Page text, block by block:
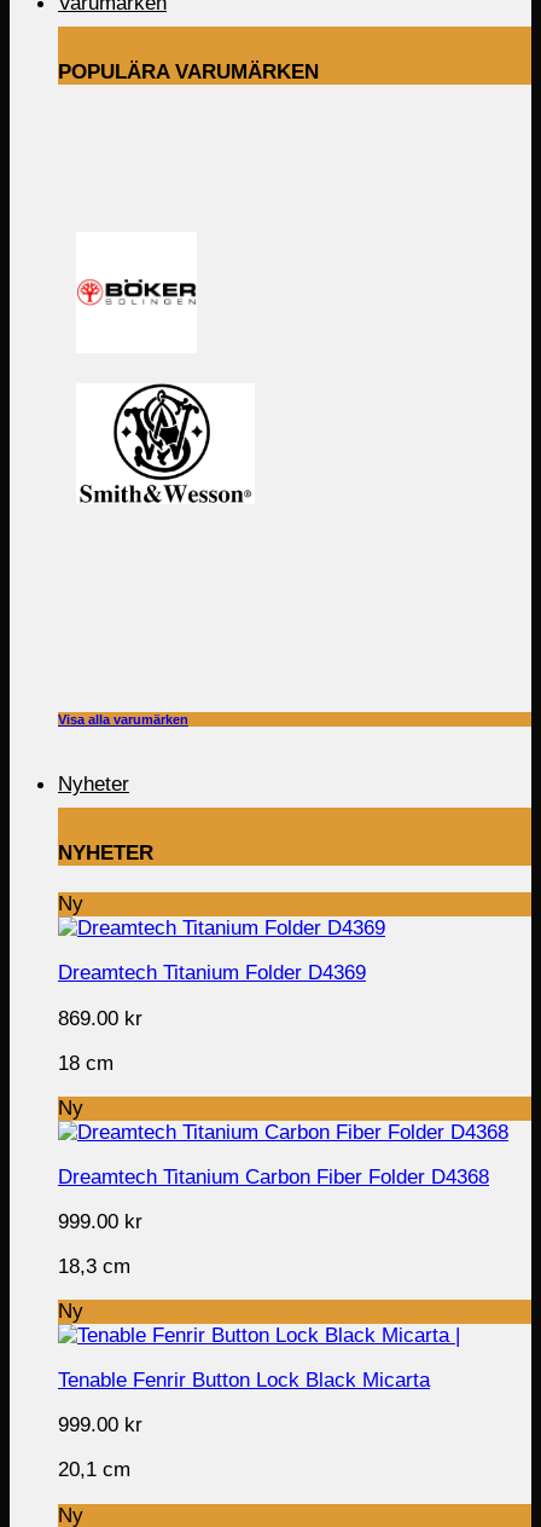
POPULÄRA VARUMÄRKEN
Visa alla varumärken
Nyheter
NYHETER
Ny
Dreamtech Titanium Folder D4369
869.00 kr
18 cm
Ny
Dreamtech Titanium Carbon Fiber Folder D4368
999.00 kr
18,3 cm
Ny
Tenable Fenrir Button Lock Black Micarta
999.00 kr
20,1 cm
Ny